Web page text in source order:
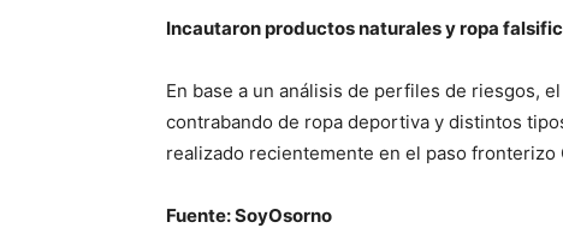
Incautaron productos naturales y ropa
En base a un análisis de perfiles de riesgos,
contrabando de ropa deportiva y distintos
realizado recientemente en el paso
Fuente: SoyOsorno